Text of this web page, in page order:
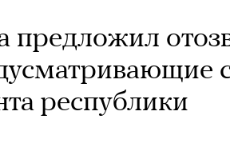
предложил
республики